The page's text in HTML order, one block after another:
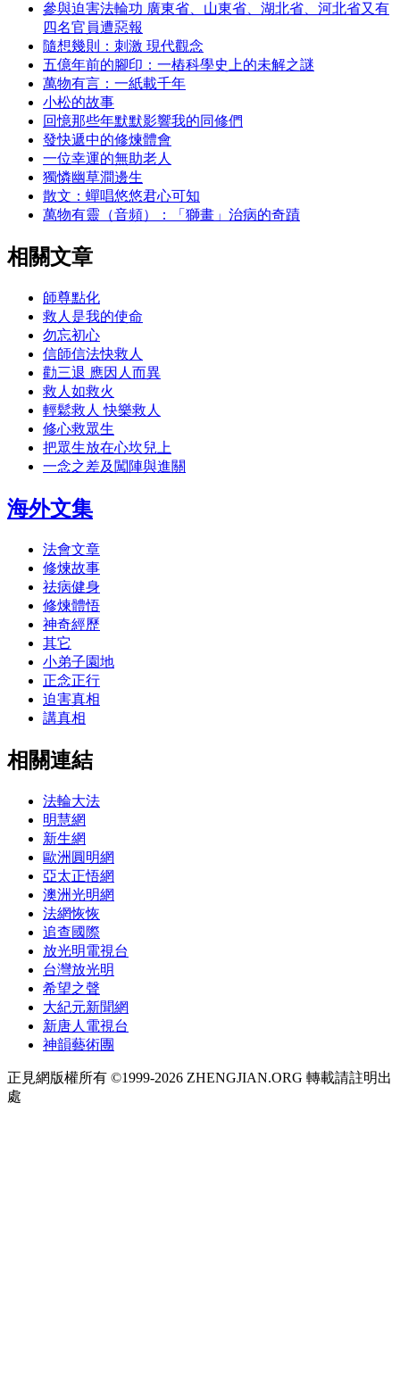
參與迫害法輪功 廣東省、山東省、湖北省、河北省又有
四名官員遭惡報
隨想幾則：刺激 現代觀念
五億年前的腳印：一樁科學史上的未解之謎
萬物有言：一紙載千年
小松的故事
回憶那些年默默影響我的同修們
發快遞中的修煉體會
一位幸運的無助老人
獨憐幽草澗邊生
散文：蟬唱悠悠君心可知
萬物有靈（音頻）：「獅畫」治病的奇蹟
相關文章
師尊點化
救人是我的使命
勿忘初心
信師信法快救人
勸三退 應因人而異
救人如救火
輕鬆救人 快樂救人
修心救眾生
把眾生放在心坎兒上
一念之差及闖陣與進關
海外文集
法會文章
修煉故事
祛病健身
修煉體悟
神奇經歷
其它
小弟子園地
正念正行
迫害真相
講真相
相關連結
法輪大法
明慧網
新生網
歐洲圓明網
亞太正悟網
澳洲光明網
法網恢恢
追查國際
放光明電視台
台灣放光明
希望之聲
大紀元新聞網
新唐人電視台
神韻藝術團
正見網版權所有 ©1999-2026 ZHENGJIAN.ORG 轉載請註明出
處